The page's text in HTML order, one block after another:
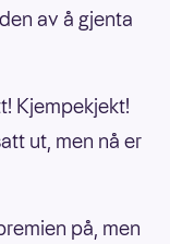
av å gjenta
Kjempekjekt!
ut, men nå er
på, men